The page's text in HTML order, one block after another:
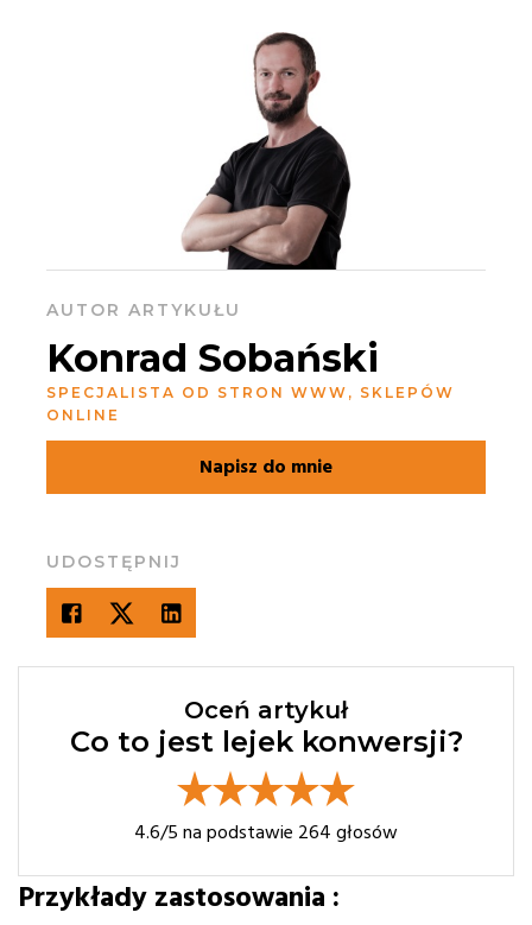
AUTOR ARTYKUŁU
Konrad Sobański
SPECJALISTA OD STRON WWW, SKLEPÓW
ONLINE
Napisz do mnie
UDOSTĘPNIJ
Oceń artykuł
Co to jest lejek konwersji?
4.6/5 na podstawie 264 głosów
Przykłady zastosowania :